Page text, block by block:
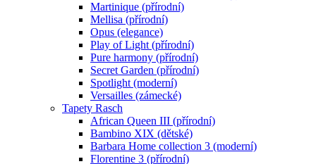
Martinique (přírodní)
Mellisa (přírodní)
Opus (elegance)
Play of Light (přírodní)
Pure harmony (přírodní)
Secret Garden (přírodní)
Spotlight (moderní)
Versailles (zámecké)
Tapety Rasch
African Queen III (přírodní)
Bambino XIX (dětské)
Barbara Home collection 3 (moderní)
Florentine 3 (přírodní)